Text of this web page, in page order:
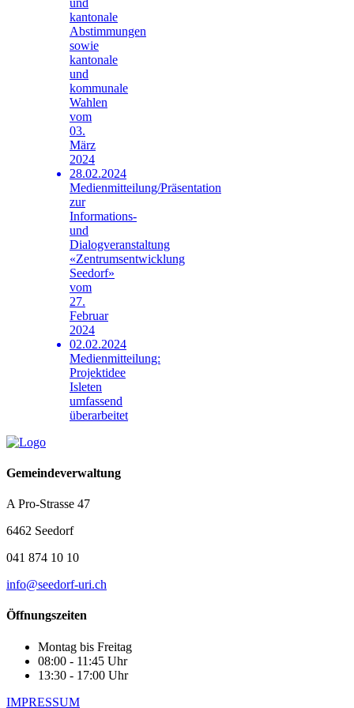
kantonale
Abstimmungen
sowie
kantonale
und
kommunale
Wahlen
vom
03.
März
2024
28.02.2024
Medienmitteilung/Präsentation
zur
Informations-
und
Dialogveranstaltung
«Zentrumsentwicklung
Seedorf»
vom
27.
Februar
2024
02.02.2024
Medienmitteilung:
Projektidee
Isleten
umfassend
überarbeitet
Gemeindeverwaltung
A Pro-Strasse 47
6462 Seedorf
041 874 10 10
info@seedorf-uri.ch
Öffnungszeiten
Montag bis Freitag
08:00 - 11:45 Uhr
13:30 - 17:00 Uhr
IMPRESSUM